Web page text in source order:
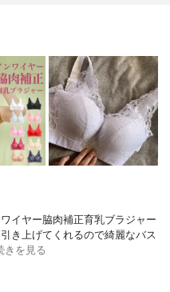
イヤー脇肉補正育乳ブラジャー
き上げてくれるので綺麗なバス
きを見る